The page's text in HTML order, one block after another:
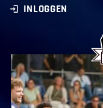
INLOGGEN